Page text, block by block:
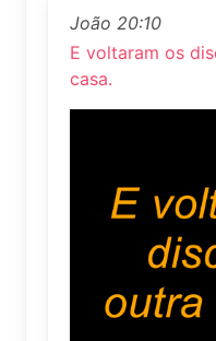
João 20:10
E voltaram os
casa.